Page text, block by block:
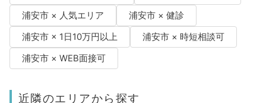
浦安市 × 人気エリア
浦安市 × 健診
浦安市 × 1日10万円以上
浦安市 × 時短相談可
浦安市 × WEB面接可
近隣のエリアから探す